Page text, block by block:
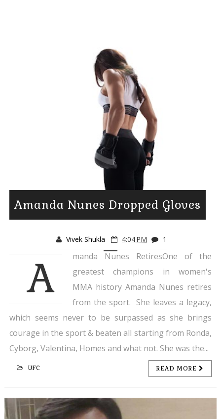
Amanda Nunes Dropped Gloves
Vivek Shukla 4:04 PM 1
A
manda Nunes RetiresOne of the
greatest champions in women's
MMA history Amanda Nunes retires
from the sport. She leaves a legacy,
which seems never to be surpassed as she brings
courage in the sport & beaten all starting from Ronda,
Cyborg, Valentina, Homes and what not. She was the...
UFC READ MORE